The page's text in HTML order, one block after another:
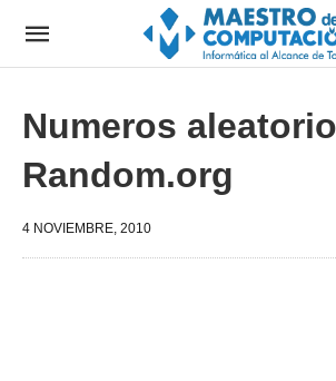
Numeros
Random.org
4 NOVIEMBRE, 2010